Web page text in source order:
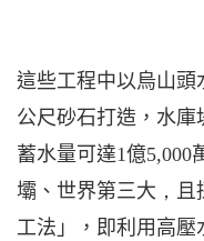
這些工程中以烏山頭
公尺砂石打造，水庫
蓄水量可達1億5,000
壩、世界第三大 ， 且
工法」，即利用高